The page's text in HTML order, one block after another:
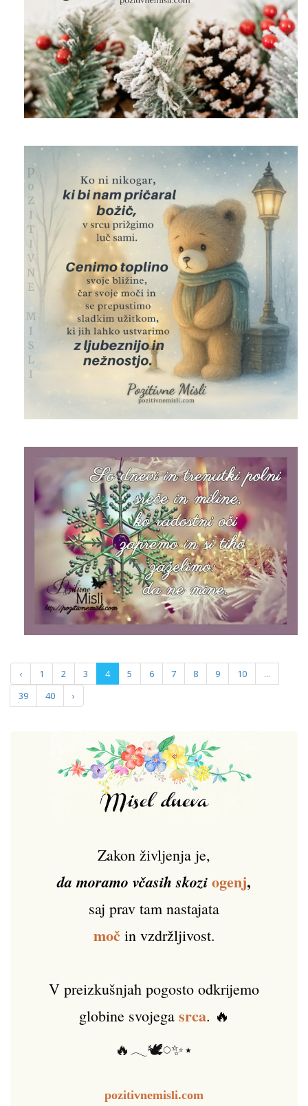
‹ 1 2 3 4 5 6 7 8 9 10
...
39
40 ›
Zakon življenja je,
da moramo včasih skoziogenj,
saj prav tam nastajata
močin vzdržljivost.
V preizkušnjah pogosto odkrijemo
globine svojega srca. 🔥
🔥𓂃🕊️𓏸✨⋆
pozitivnemisli.com